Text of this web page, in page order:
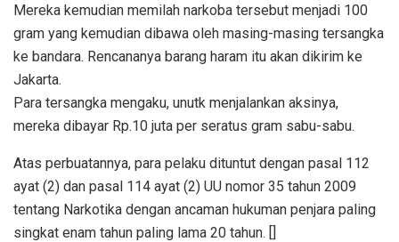
Mereka kemudian memilah narkoba tersebut menjadi 100
gram yang kemudian dibawa oleh masing-masing tersangka
ke bandara. Rencananya barang haram itu akan dikirim ke
Jakarta.
Para tersangka mengaku, unutk menjalankan aksinya,
mereka dibayar Rp.10 juta per seratus gram sabu-sabu.
Atas perbuatannya, para pelaku dituntut dengan pasal 112
ayat (2) dan pasal 114 ayat (2) UU nomor 35 tahun 2009
tentang Narkotika dengan ancaman hukuman penjara paling
singkat enam tahun paling lama 20 tahun. []